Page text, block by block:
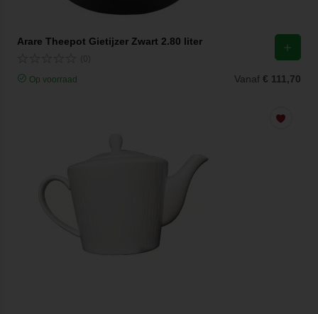
Arare Theepot Gietijzer Zwart 2.80 liter
Op voorraad Vanaf € 111,70